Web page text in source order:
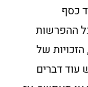
כסף
ההפרשות
הזכויות של
עוד דברים